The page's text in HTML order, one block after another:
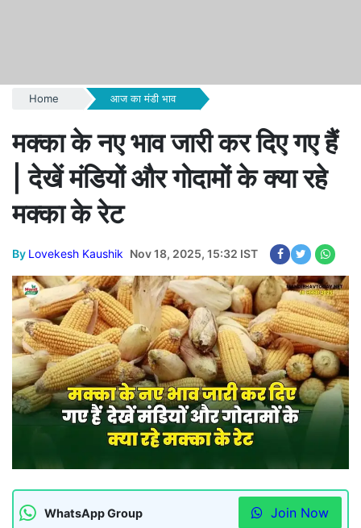
Home आज का मंडी भाव
मक्का के नए भाव जारी कर दिए गए हैं
| देखें मंडियों और गोदामों के क्या रहे
मक्का के रेट
By Lovekesh Kaushik Nov 18, 2025, 15:32 IST
WhatsApp Group Join Now